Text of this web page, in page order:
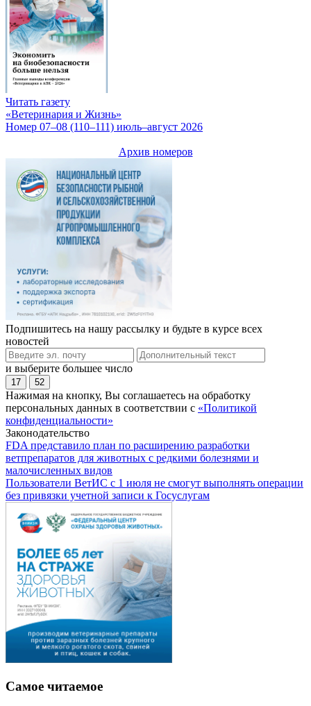
Читать газету
«Ветеринария и Жизнь»
Номер 07–08 (110–111) июль–август 2026
Архив номеров
Подпишитесь на нашу рассылку и будьте в курсе всех
новостей
и выберите большее число
17 52
Нажимая на кнопку, Вы соглашаетесь на обработку
персональных данных в соответствии с «Политикой
конфиденциальности»
Законодательство
FDA представило план по расширению разработки
ветпрепаратов для животных с редкими болезнями и
малочисленных видов
Пользователи ВетИС с 1 июля не смогут выполнять операции
без привязки учетной записи к Госуслугам
Самое читаемое